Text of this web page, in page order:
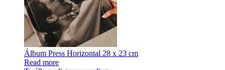
Álbum Press Horizontal 28 x 23 cm
Read more